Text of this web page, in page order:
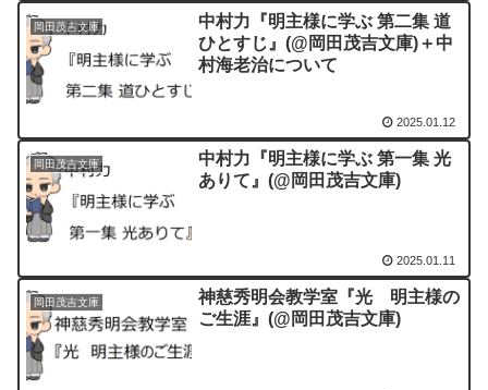
岡田茂吉文庫
中村力『明主様に学ぶ 第二集 道
ひとすじ』(@岡田茂吉文庫)＋中
村海老治について
2025.01.12
岡田茂吉文庫
中村力『明主様に学ぶ 第一集 光
ありて』(@岡田茂吉文庫)
2025.01.11
岡田茂吉文庫
神慈秀明会教学室『光 明主様の
ご生涯』(@岡田茂吉文庫)